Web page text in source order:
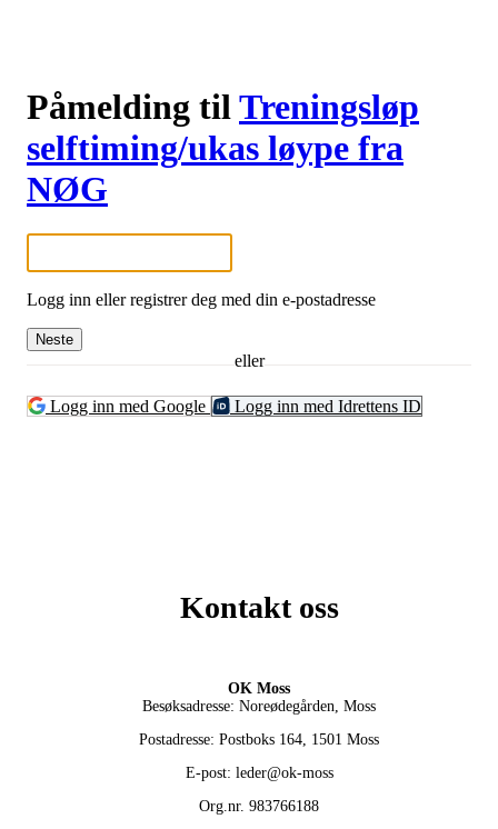
Påmelding til Treningsløp
selftiming/ukas løype fra
NØG
Logg inn eller registrer deg med din e-postadresse
Neste
eller
Logg inn med Google Logg inn med Idrettens ID
Kontakt oss
OK Moss
Besøksadresse: Noreødegården, Moss
Postadresse: Postboks 164, 1501 Moss
E-post: leder@ok-moss
Org.nr. 983766188